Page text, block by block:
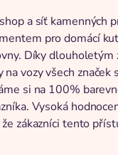
a síť kamenných
pro domácí
Díky dlouholetým
vozy všech značek
si na 100%
Vysoká
zákazníci tento